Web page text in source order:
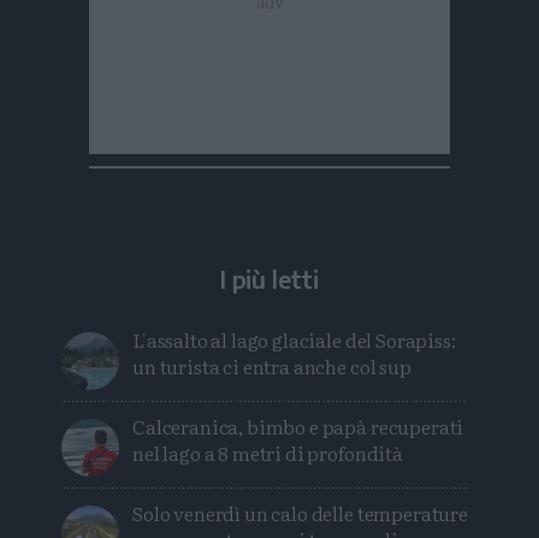
I più letti
L'assalto al lago glaciale del Sorapiss:
un turista ci entra anche col sup
Calceranica, bimbo e papà recuperati
nel lago a 8 metri di profondità
Solo venerdì un calo delle temperature